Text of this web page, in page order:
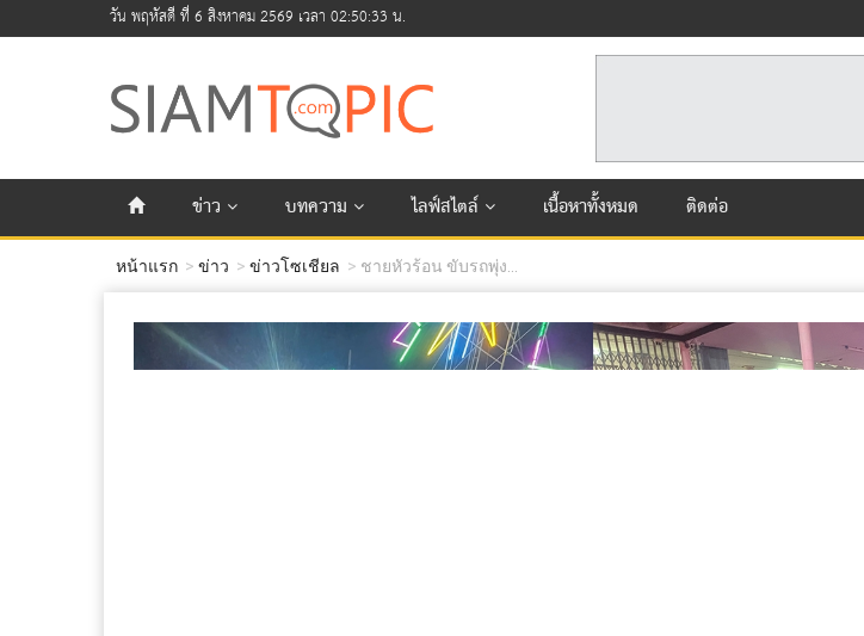
วัน พฤหัสดี ที่ 6 สิงหาคม 2569 เวลา 02:50:33 น.
ข่าว บทความ ไลฟ์สไตล์ เนื้อหาทั้งหมด ติดต่อ
หน้าแรก ข่าว ข่าวโซเชียล ชายหัวร้อน ขับรถพุ่ง...